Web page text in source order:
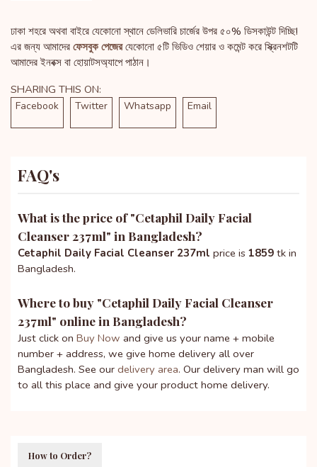
ঢাকা শহরে অথবা বাইরে যেকোনো স্থানে ডেলিভারি চার্জের উপর ৫০% ডিসকাউন্ট দিচ্ছি!
এর জন্য আমাদের ফেসবুক পেজেরযেকোনো ৫টি ভিডিও শেয়ার ও কমেন্ট করে স্ক্রিনশটটি
আমাদের ইনবক্স বা হোয়াটসঅ্যাপে পাঠান।
SHARING THIS ON:
Facebook Twitter Whatsapp Email
FAQ's
What is the price of "Cetaphil Daily Facial
Cleanser 237ml" in Bangladesh?
Cetaphil Daily Facial Cleanser 237ml price is 1859 tk in
Bangladesh.
Where to buy "Cetaphil Daily Facial Cleanser
237ml" online in Bangladesh?
Just click on Buy Now and give us your name + mobile
number + address, we give home delivery all over
Bangladesh. See our delivery area. Our delivery man will go
to all this place and give your product home delivery.
How to Order?